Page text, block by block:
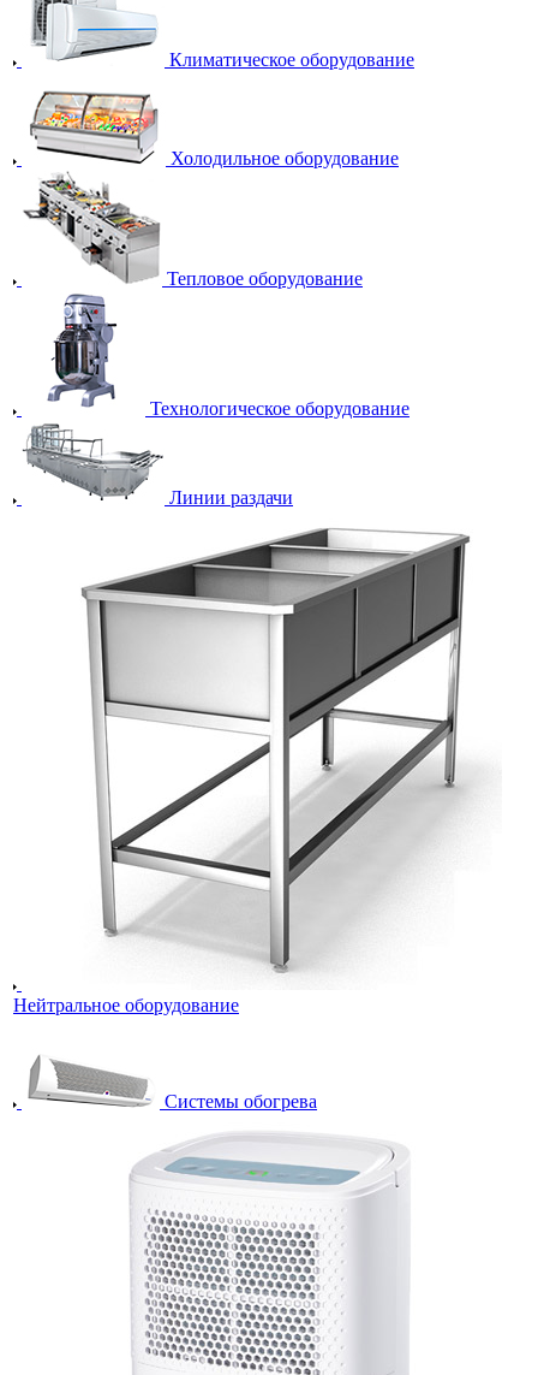
Климатическое оборудование
Холодильное оборудование
Тепловое оборудование
Технологическое оборудование
Линии раздачи
Нейтральное оборудование
Системы обогрева